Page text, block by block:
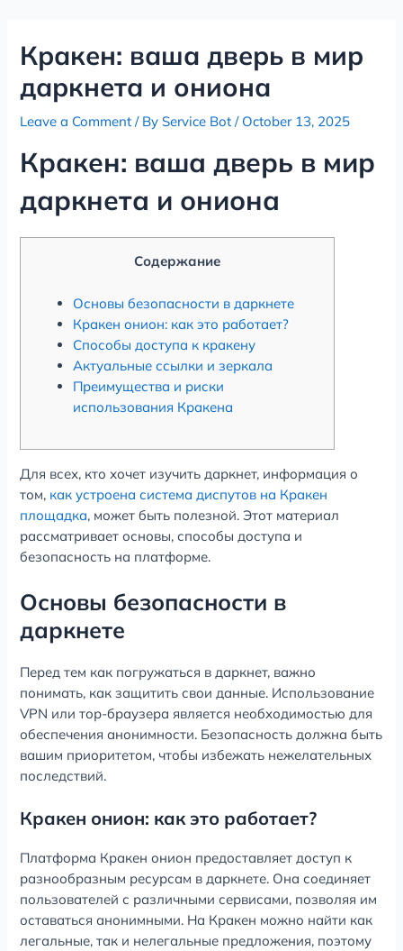
contentКракен: ваша дверь в мир
даркнета и ониона
Leave a Comment / ByService Bot/ October 13, 2025
Кракен: ваша дверь в мир
даркнета и ониона
Содержание
Основы безопасности в даркнете
Кракен онион: как это работает?
Способы доступа к кракену
Актуальные ссылки и зеркала
Преимущества и риски
использования Кракена
Для всех, кто хочет изучить даркнет, информация о
том, как устроена система диспутов на Кракен
площадка, может быть полезной. Этот материал
рассматривает основы, способы доступа и
безопасность на платформе.
Основы безопасности в
даркнете
Перед тем как погружаться в даркнет, важно
понимать, как защитить свои данные. Использование
VPN или тор-браузера является необходимостью для
обеспечения анонимности. Безопасность должна быть
вашим приоритетом, чтобы избежать нежелательных
последствий.
Кракен онион: как это работает?
Платформа Кракен онион предоставляет доступ к
разнообразным ресурсам в даркнете. Она соединяет
пользователей с различными сервисами, позволяя им
оставаться анонимными. На Кракен можно найти как
легальные, так и нелегальные предложения, поэтому